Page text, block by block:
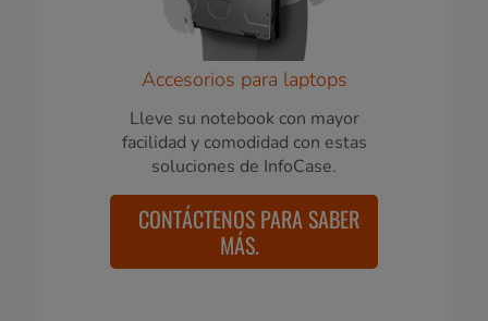
Accesorios para laptops
Lleve su notebook con mayor
facilidad y comodidad con estas
soluciones de InfoCase.
CONTÁCTENOS PARA SABER
MÁS.